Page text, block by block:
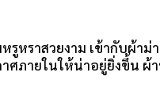
หราสวยงาม เข้ากับผ้าม่
ศภายในให้น่าอยู่ยิ่งขึ้น ผ้